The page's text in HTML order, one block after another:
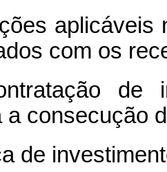
aplicáveis
com os
de
a consecução
de